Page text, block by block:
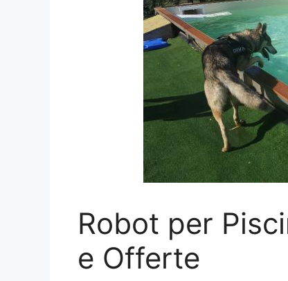
Robot per
e Offerte